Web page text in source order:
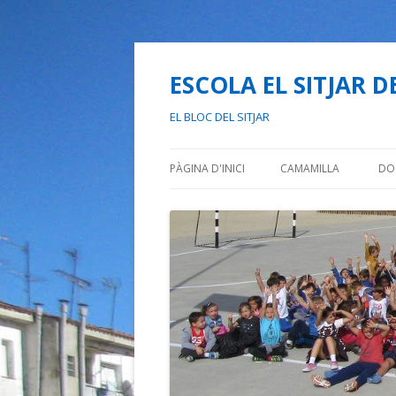
ESCOLA EL SITJAR
EL BLOC DEL SITJAR
PÀGINA D'INICI CAMAMILLA